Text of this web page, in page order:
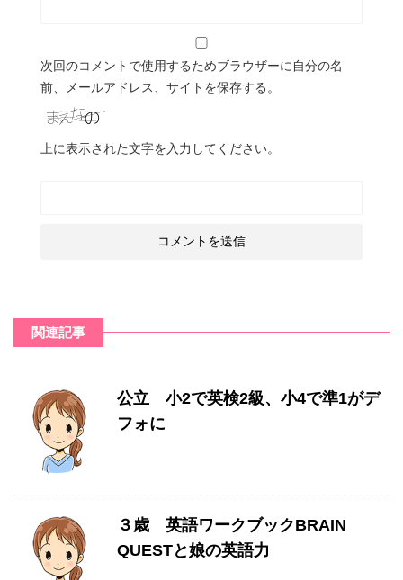
次回のコメントで使用するためブラウザーに自分の名
前、メールアドレス、サイトを保存する。
上に表示された文字を入力してください。
関連記事
公立 小2で英検2級、小4で準1がデ
フォに
３歳 英語ワークブックBRAIN
QUESTと娘の英語力